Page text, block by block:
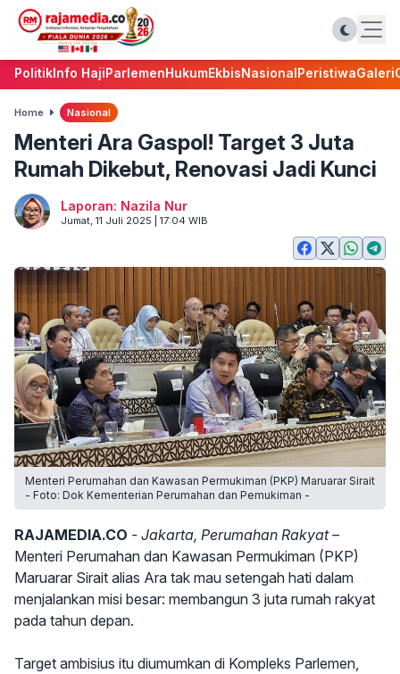
PolitikInfo HajiParlemenHukumEkbisNasionalPeristiwaGaleri
Home Nasional
Menteri Ara Gaspol! Target 3 Juta
Rumah Dikebut, Renovasi Jadi Kunci
Laporan: Nazila Nur
Jumat, 11 Juli 2025 | 17:04 WIB
Menteri Perumahan dan Kawasan Permukiman (PKP) Maruarar Sirait
- Foto: Dok Kementerian Perumahan dan Pemukiman -
RAJAMEDIA.CO - Jakarta, Perumahan Rakyat –
Menteri Perumahan dan Kawasan Permukiman (PKP)
Maruarar Sirait alias Ara tak mau setengah hati dalam
menjalankan misi besar: membangun 3 juta rumah rakyat
pada tahun depan.
Target ambisius itu diumumkan di Kompleks Parlemen,